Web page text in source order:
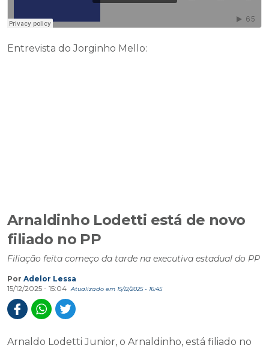
Entrevista do Jorginho Mello:
Arnaldinho Lodetti está de novo
filiado no PP
Filiação feita começo da tarde na executiva estadual do PP
Por Adelor Lessa
15/12/2025 - 15:04
Atualizado em 15/12/2025 - 16:45
Arnaldo Lodetti Junior, o Arnaldinho, está filiado no